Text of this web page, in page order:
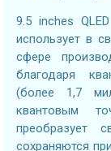
9.5 inches
использует в
сфере
благодаря
(более 1,7
квантовым
преобразует
сохраняются